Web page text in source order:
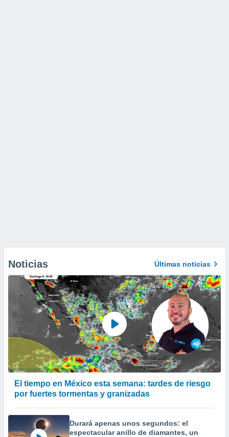
Noticias Últimas noticias
El tiempo en México esta semana: tardes de riesgo
por fuertes tormentas y granizadas
Durará apenas unos segundos: el
espectacular anillo de diamantes, un